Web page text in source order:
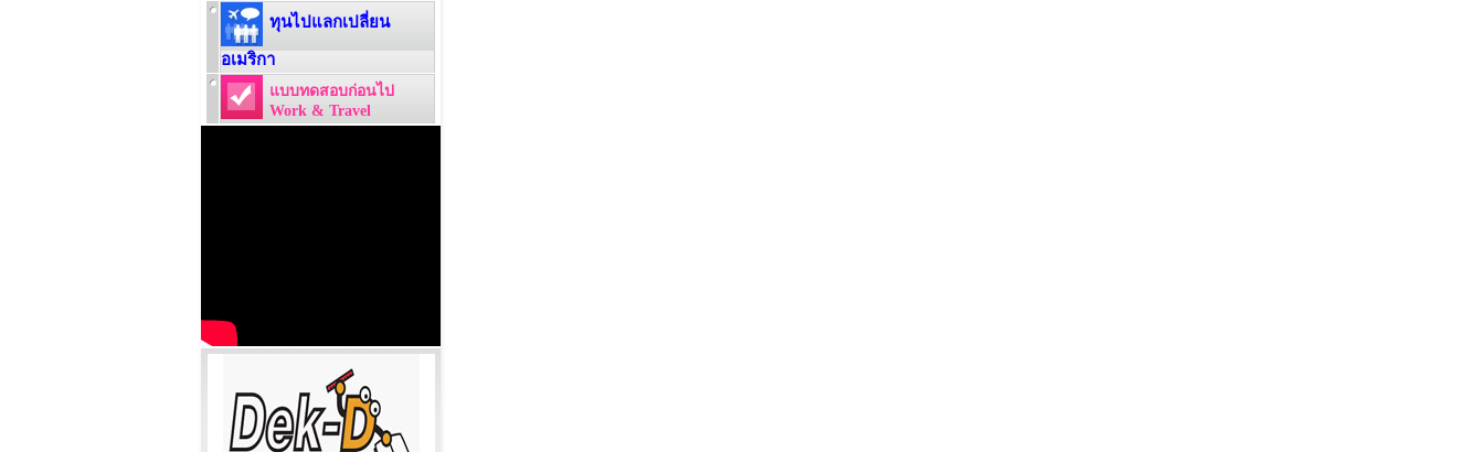
ทุนไปแลกเปลี่ยน
อเมริกา
แบบทดสอบก่อนไป
Work & Travel